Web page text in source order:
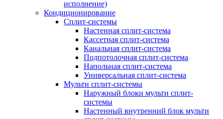
исполнение)
Кондиционирование
Сплит-системы
Настенная сплит-система
Кассетная сплит-система
Канальная сплит-система
Подпотолочная сплит-система
Напольная сплит-система
Универсальная сплит-система
Мульти сплит-системы
Наружный блоки мульти сплит-
системы
Настенный внутренний блок мульти